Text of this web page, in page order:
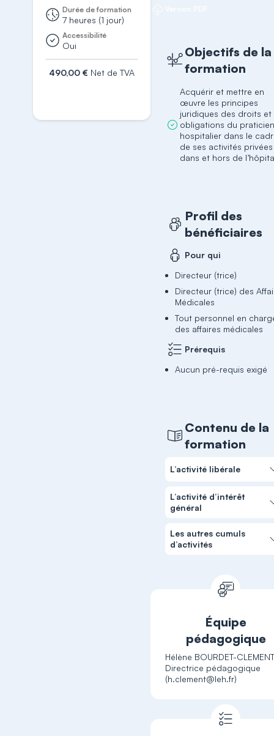
Durée de formation
7 heures (1 jour)
Accessibilité
Oui
490,00 € Net de TVA
Objectifs de la
formation
Acquérir et mettre en
œuvre les principes
juridiques des droits et
obligations du
hospitalier dans le
de ses activités privées
dans et hors de
Profil des
bénéficiaires
Pour qui
Directeur (trice)
Directeur (trice) des
Médicales
Tout personnel en
des affaires médicales
Prérequis
Aucun pré-requis exigé
Contenu de la
formation
L’activité libérale
L’activité d’intérêt
général
Les autres cumuls
d’activités
Équipe
pédagogique
Hélène BOURDET-
Directrice pédagogique